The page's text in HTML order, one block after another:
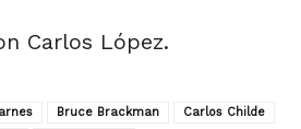
Carlos López.
Bruce Brackman
Carlos Childe